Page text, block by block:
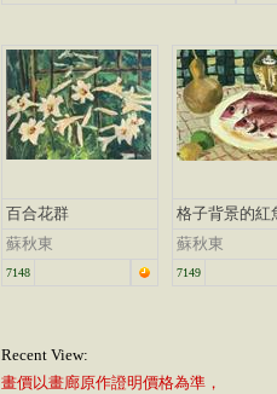
百合花群
蘇秋東
7148
格子背景的紅
蘇秋東
7149
Recent View:
畫價以畫廊原作證明價格為準，